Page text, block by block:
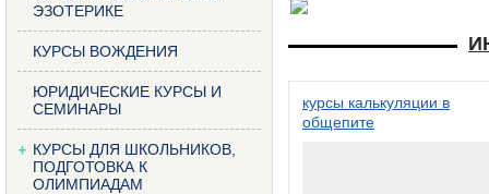
ЭЗОТЕРИКЕ
КУРСЫ ВОЖДЕНИЯ
ЮРИДИЧЕСКИЕ КУРСЫ И
СЕМИНАРЫ
КУРСЫ ДЛЯ ШКОЛЬНИКОВ,
ПОДГОТОВКА К
ОЛИМПИАДАМ
курсы калькуляции в
общепите